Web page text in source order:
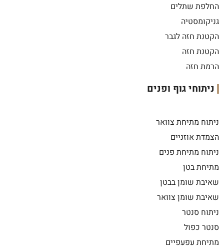
החלפת שתלים
גניקומסטיה
הקטנת חזה לגבר
הקטנת חזה
הרמת חזה
ניתוחי גוף ופנים
ניתוח מתיחת צוואר
הצמדת אוזניים
ניתוח מתיחת פנים
מתיחת בטן
שאיבת שומן בבטן
שאיבת שומן צוואר
ניתוח סנטר
סנטר כפול
מתיחת עפעפיים